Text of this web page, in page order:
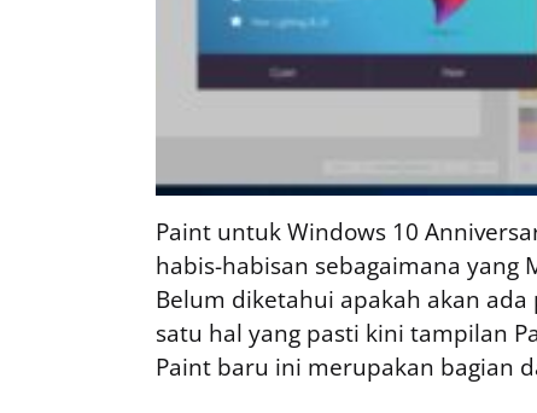
Paint untuk Windows 10
habis-habisan sebagaimana yang
Belum diketahui apakah akan
satu hal yang pasti kini tampilan
Paint baru ini merupakan bagian